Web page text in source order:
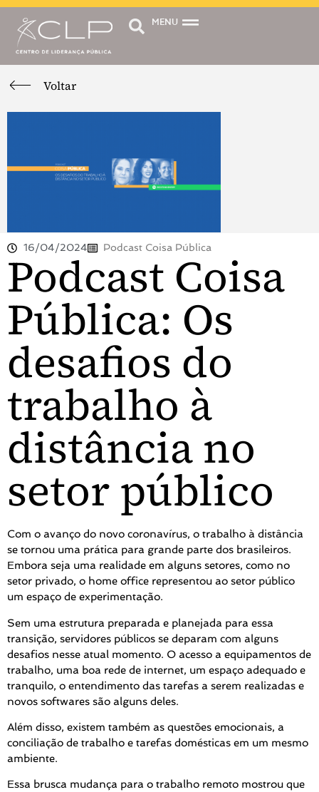
MENU
Voltar
16/04/2024 Podcast Coisa Pública
Podcast Coisa
Pública: Os
desafios do
trabalho à
distância no
setor público
Com o avanço do novo coronavírus, o trabalho à distância
se tornou uma prática para grande parte dos brasileiros.
Embora seja uma realidade em alguns setores, como no
setor privado, o home office representou ao setor público
um espaço de experimentação.
Sem uma estrutura preparada e planejada para essa
transição, servidores públicos se deparam com alguns
desafios nesse atual momento. O acesso a equipamentos de
trabalho, uma boa rede de internet, um espaço adequado e
tranquilo, o entendimento das tarefas a serem realizadas e
novos softwares são alguns deles.
Além disso, existem também as questões emocionais, a
conciliação de trabalho e tarefas domésticas em um mesmo
ambiente.
Essa brusca mudança para o trabalho remoto mostrou que